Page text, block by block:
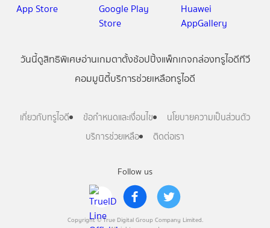
Follow us
Copyright © True Digital Group Company Limited.
วันนี้ดูสิทธิพิเศษอ่านเกมตาตั้งช้อปปิ้งแพ็กเกจกล่องทรูไอดีทีวี
คอมมูนิตี้บริการช่วยเหลือทรูไอดี
เกี่ยวกับทรูไอดี ข้อกำหนดและเงื่อนไข
นโยบายความเป็นส่วนตัว
บริการช่วยเหลือ
ติดต่อเรา